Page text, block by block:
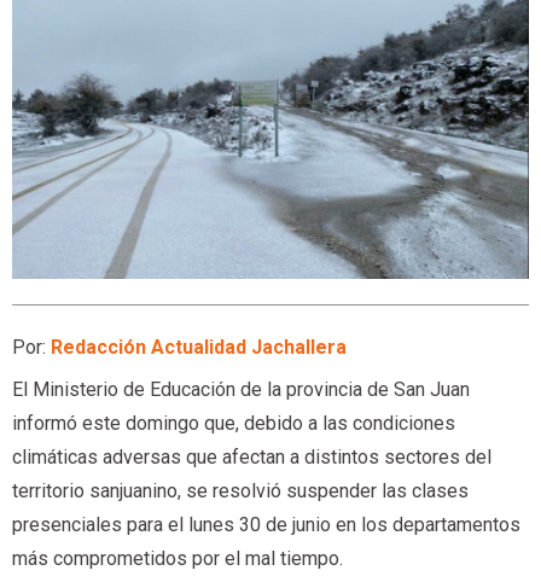
Por: Redacción Actualidad Jachallera
El Ministerio de Educación de la provincia de San Juan
informó este domingo que, debido a las condiciones
climáticas adversas que afectan a distintos sectores del
territorio sanjuanino, se resolvió suspender las clases
presenciales para el lunes 30 de junio en los departamentos
más comprometidos por el mal tiempo.